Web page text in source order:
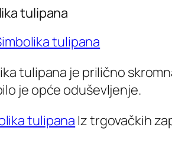
tulipana
tulipana je prilično
je opće oduševljenje.
Iz trgovačkih